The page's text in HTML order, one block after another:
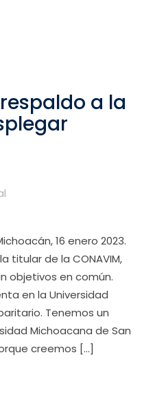
a la
16 enero 2023.
titular de la CONAVIM,
objetivos en común.
en la Universidad
Tenemos un
Michoacana de San
creemos […]